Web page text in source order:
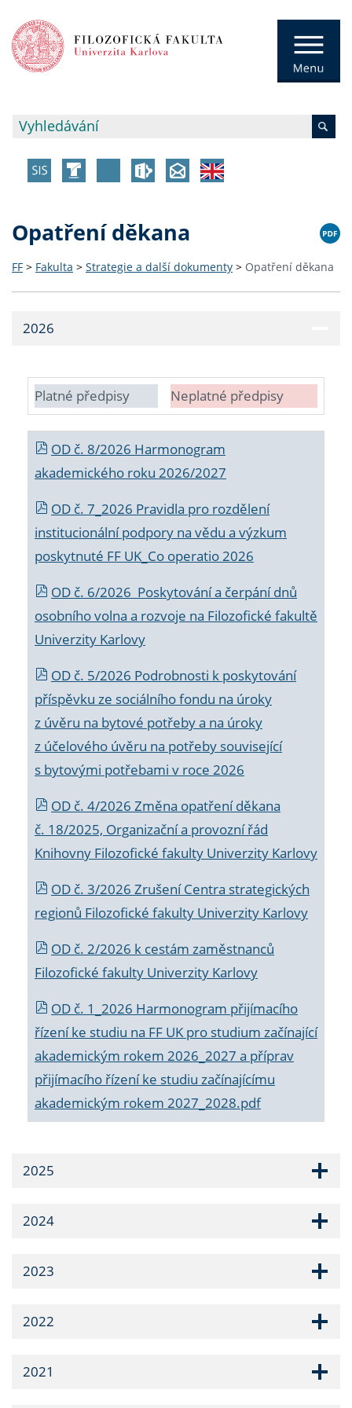
Opatření děkana
FF > Fakulta > Strategie a další dokumenty > Opatření děkana
2026
Platné předpisy Neplatné předpisy
OD č. 8/2026 Harmonogram
akademického roku 2026/2027
OD č. 7_2026 Pravidla pro rozdělení
institucionální podpory na vědu a výzkum
poskytnuté FF UK_Co operatio 2026
OD č. 6/2026 Poskytování a čerpání dnů
osobního volna a rozvoje na Filozofické fakultě
Univerzity Karlovy
OD č. 5/2026 Podrobnosti k poskytování
příspěvku ze sociálního fondu na úroky
z úvěru na bytové potřeby a na úroky
z účelového úvěru na potřeby související
s bytovými potřebami v roce 2026
OD č. 4/2026 Změna opatření děkana
č. 18/2025, Organizační a provozní řád
Knihovny Filozofické fakulty Univerzity Karlovy
OD č. 3/2026 Zrušení Centra strategických
regionů Filozofické fakulty Univerzity Karlovy
OD č. 2/2026 k cestám zaměstnanců
Filozofické fakulty Univerzity Karlovy
OD č. 1_2026 Harmonogram přijímacího
řízení ke studiu na FF UK pro studium začínající
akademickým rokem 2026_2027 a příprav
přijímacího řízení ke studiu začínajícímu
akademickým rokem 2027_2028.pdf
2025
2024
2023
2022
2021